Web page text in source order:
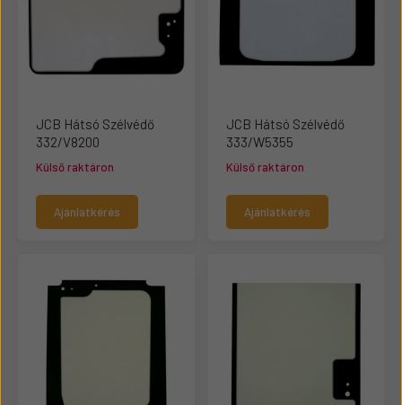
JCB Hátsó Szélvédő
332/V8200
Külső raktáron
Ajánlatkérés
JCB Hátsó Szélvédő
333/W5355
Külső raktáron
Ajánlatkérés